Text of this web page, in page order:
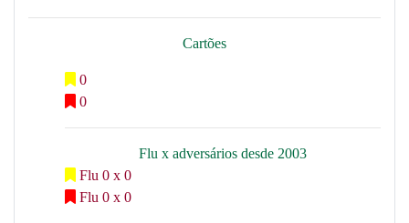
Cartões
0
0
Flu x adversários desde 2003
Flu 0 x 0
Flu 0 x 0